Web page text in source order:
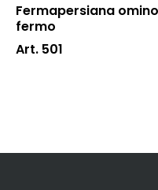
Fermapersiana
fermo
Art. 501